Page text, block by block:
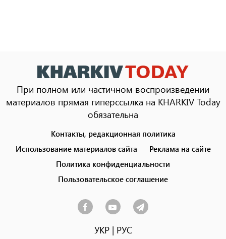
При полном или частичном воспроизведении
материалов прямая гиперссылка на KHARKIV Today
обязательна
menu
Контакты, редакционная политика
Использование материалов сайта
Реклама на сайте
Политика конфиденциальности
Пользовательское соглашение
УКР| РУС